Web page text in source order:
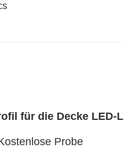
für die Decke LED-
Probe